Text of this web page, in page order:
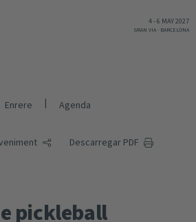
4-6 MAY 2027
GRAN VIA- BARCELONA
Enrere | Agenda
Descarregar PDF
pickleball